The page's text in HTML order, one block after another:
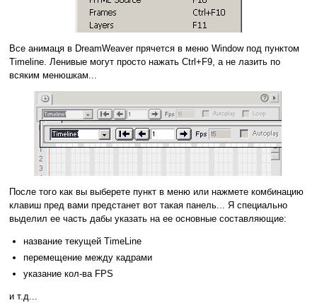
Все анимаця в DreamWeaver прячется в меню Window под пунктом
Timeline. Ленивые могут просто нажать Ctrl+F9, а не лазить по
всяким менюшкам...
После того как вы выберете пункт в меню или нажмете комбинацию
клавиш пред вами предстанет вот такая панель... Я специально
выделил ее часть дабы указать на ее основные составляющие:
название текущей TimeLine
перемещение между кадрами
указание кол-ва FPS
и т.д...